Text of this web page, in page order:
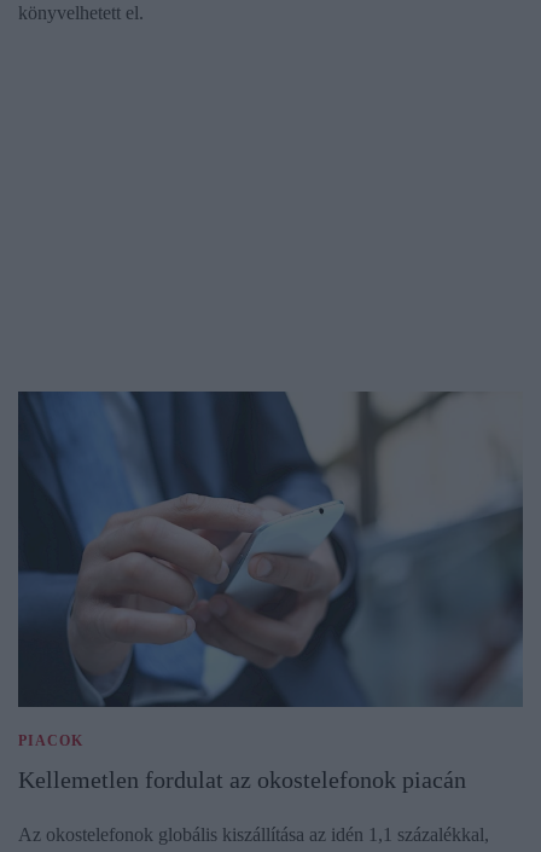
könyvelhetett el.
PIACOK
Kellemetlen fordulat az okostelefonok piacán
Az okostelefonok globális kiszállítása az idén 1,1 százalékkal,